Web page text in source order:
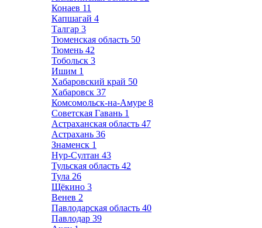
Конаев 11
Капшагай 4
Талгар 3
Тюменская область 50
Тюмень 42
Тобольск 3
Ишим 1
Хабаровский край 50
Хабаровск 37
Комсомольск-на-Амуре 8
Советская Гавань 1
Астраханская область 47
Астрахань 36
Знаменск 1
Нур-Султан 43
Тульская область 42
Тула 26
Щёкино 3
Венев 2
Павлодарская область 40
Павлодар 39